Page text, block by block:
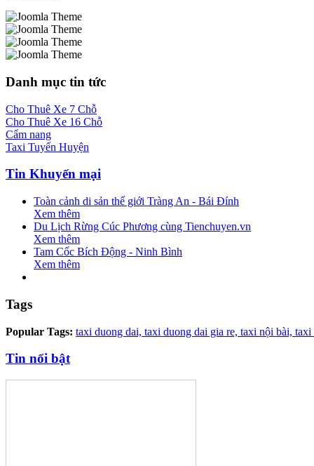
Danh mục tin tức
Cho Thuê Xe 7 Chỗ
Cho Thuê Xe 16 Chỗ
Cẩm nang
Taxi Tuyến Huyện
Tin Khuyến mại
Toàn cảnh di sản thế giới Tràng An - Bái Đính
Xem thêm
Du Lịch Rừng Cúc Phương cùng Tienchuyen.vn
Xem thêm
Tam Cốc Bích Động - Ninh Bình
Xem thêm
Tags
Popular Tags: taxi duong dai, taxi duong dai gia re, taxi nội bài, taxi
Tin nổi bật